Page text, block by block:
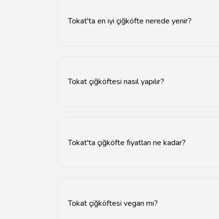
Tokat'ta en iyi çiğköfte nerede yenir?
Tokat çiğköftesi nasıl yapılır?
Tokat'ta çiğköfte fiyatları ne kadar?
Tokat çiğköftesi vegan mı?